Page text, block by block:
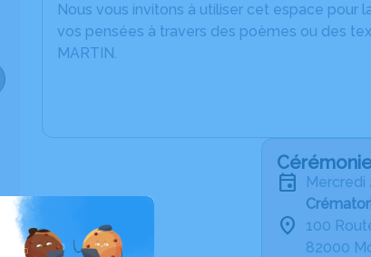
Nous vous invitons à utiliser cet espace pour
vos pensées à travers des poèmes ou des
MARTIN.
100
82000